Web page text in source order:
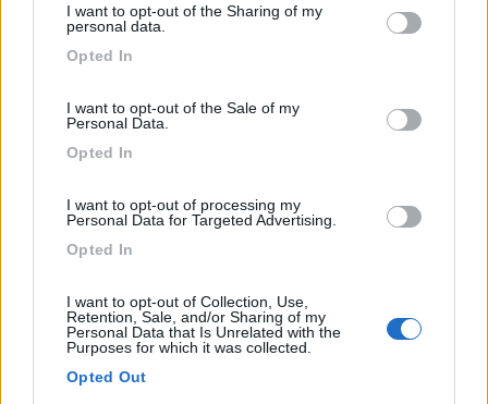
not limited to your visit or usage behaviour. You may click to
grant or deny consent to Google and its third-party tags to
use your data for below specified purposes in below Google
I want to opt-out of the Sharing of my
personal data.
Opted In
I want to opt-out of the Sale of my
Personal Data.
Opted In
I want to opt-out of processing my
Personal Data for Targeted Advertising.
Opted In
I want to opt-out of Collection, Use,
Retention, Sale, and/or Sharing of my
Personal Data that Is Unrelated with the
Purposes for which it was collected.
Opted Out
Camping Gole Alcantara
Servizi / Posizione